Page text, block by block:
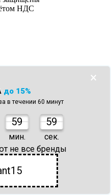
до 15%
в течении 60 минут
59
мин.
59
сек.
не все бренды
×
НДС